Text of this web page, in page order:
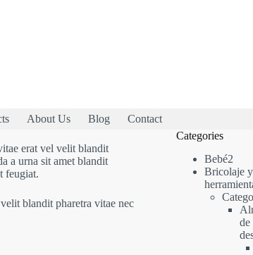
About Us Blog Contact
erat vel velit blandit
a urna sit amet blandit
feugiat.
blandit pharetra vitae nec
Categories
Bebé22
Bricolaje y
de